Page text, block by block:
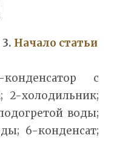
Начало статьи
с
2-холодильник;
воды;
6-конденсат;